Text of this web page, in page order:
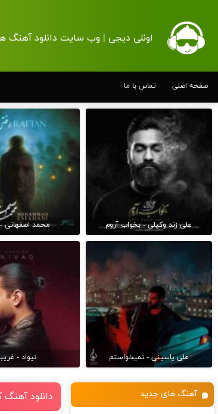
اونلی دیجی | وب سایت دانلود آهنگ
صفحه اصلی تماس با ما
علی زند وکیلی - بخواب آروم محمد اصفهانی
علی یاسینی - نمیخواستم نیواد -
دانلود آهنگ های جدید